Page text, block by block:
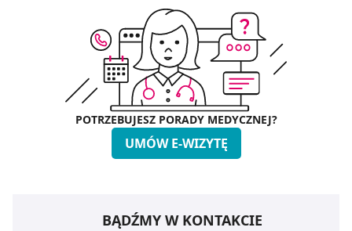
POTRZEBUJESZ PORADY MEDYCZNEJ?
UMÓW E-WIZYTĘ
BĄDŹMY W KONTAKCIE